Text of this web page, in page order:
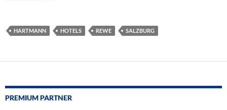
HARTMANN HOTELS REWE SALZBURG
PREMIUM PARTNER